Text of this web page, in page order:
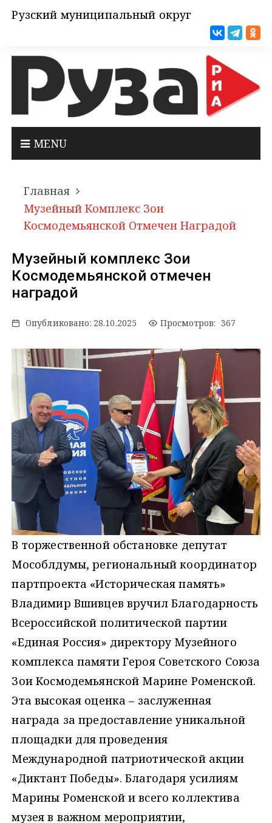
Рузский муниципальный округ
MENU
Главная
Музейный Комплекс Зои
Космодемьянской Отмечен Наградой
Музейный комплекс Зои
Космодемьянской отмечен
наградой
Опубликовано: 28.10.2025 Просмотров: 367
В торжественной обстановке депутат
Мособлдумы, региональный координатор
партпроекта «Историческая память»
Владимир Вшивцев вручил Благодарность
Всероссийской политической партии
«Единая Россия» директору Музейного
комплекса памяти Героя Советского Союза
Зои Космодемьянской Марине Роменской.
Эта высокая оценка – заслуженная
награда за предоставление уникальной
площадки для проведения
Международной патриотической акции
«Диктант Победы». Благодаря усилиям
Марины Роменской и всего коллектива
музея в важном мероприятии,